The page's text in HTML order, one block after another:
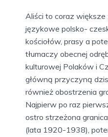
Aliści to coraz większe
językowe polsko-
kościołów, prasy a
tłumaczy obecnej
kulturowej Polaków i
główną przyczyną
również obostrzenia
Najpierw po raz
ostro strzeżona
(lata 1920-1938),